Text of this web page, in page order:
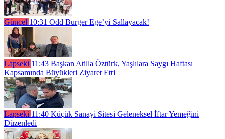
Güncel 10:31 Odd Burger Ege’yi Sallayacak!
Lapseki 11:43 Başkan Atilla Öztürk, Yaşlılara Saygı Haftası
Kapsamında Büyükleri Ziyaret Etti
Lapseki 11:40 Küçük Sanayi Sitesi Geleneksel İftar Yemeğini
Düzenledi